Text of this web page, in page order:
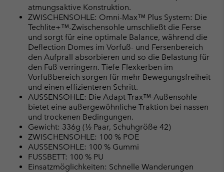
atmungsaktive Konstruktion.
ZWISCHENSOHLE: Omni-Max™ Plus System: Die
Techlite+™-Zwischensohle umschließt die Ferse
und sorgt für eine optimale Balance, während die
Deflection Domes im Vorfuß- und Fersenbereich
den Aufprall absorbieren und so die Belastung für
den Fuß verringern. Tiefe Flexkerben im
Vorfußbereich sorgen für mehr Bewegungsfreiheit
und einen effizienteren Schritt.
AUSSENSOHLE: Die Adapt Trax™-Außensohle
bietet eine außergewöhnliche Traktion bei nassen
und trockenen Bedingungen.
Gewicht: 336g (½ Paar, Schuhgröße 42)
ZWISCHENSOHLE: 100 % POE
AUSSENSOHLE: 100 % Gummi
FUSSBETT: 100 % PU
Einsatzmöglichkeiten: Schnelle Wanderungen